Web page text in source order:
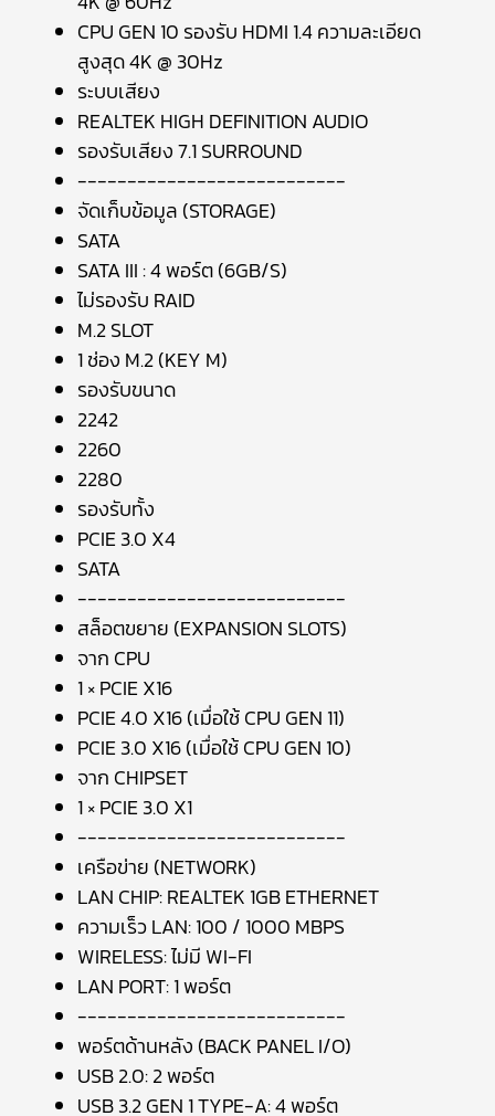
CPU GEN 10 รองรับ HDMI 1.4 ความละเอียด
สูงสุด 4K @ 30Hz
ระบบเสียง
REALTEK HIGH DEFINITION AUDIO
รองรับเสียง 7.1 SURROUND
---------------------------
จัดเก็บข้อมูล (STORAGE)
SATA
SATA III : 4 พอร์ต (6GB/S)
ไม่รองรับ RAID
M.2 SLOT
1 ช่อง M.2 (KEY M)
รองรับขนาด
2242
2260
2280
รองรับทั้ง
PCIE 3.0 X4
SATA
---------------------------
สล็อตขยาย (EXPANSION SLOTS)
จาก CPU
1 × PCIE X16
PCIE 4.0 X16 (เมื่อใช้ CPU GEN 11)
PCIE 3.0 X16 (เมื่อใช้ CPU GEN 10)
จาก CHIPSET
1 × PCIE 3.0 X1
---------------------------
เครือข่าย (NETWORK)
LAN CHIP: REALTEK 1GB ETHERNET
ความเร็ว LAN: 100 / 1000 MBPS
WIRELESS: ไม่มี WI-FI
LAN PORT: 1 พอร์ต
---------------------------
พอร์ตด้านหลัง (BACK PANEL I/O)
USB 2.0: 2 พอร์ต
USB 3.2 GEN 1 TYPE-A: 4 พอร์ต